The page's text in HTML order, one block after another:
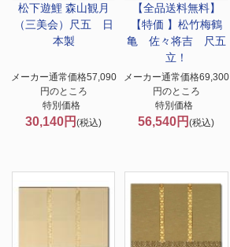
松下遊鯉 森山観月
（三美会）尺五 日
本製
メーカー通常価格57,090
円のところ
特別価格
30,140円(税込)
【全品送料無料】
【特価 】松竹梅鶴
亀 佐々将吉 尺五
立！
メーカー通常価格69,300
円のところ
特別価格
56,540円(税込)